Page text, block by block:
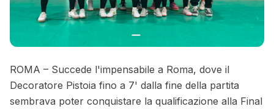
ROMA – Succede l'impensabile a Roma, dove il
Decoratore Pistoia fino a 7' dalla fine della partita
sembrava poter conquistare la qualificazione alla Final